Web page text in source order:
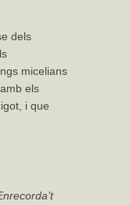
dels
micelians
els
i que